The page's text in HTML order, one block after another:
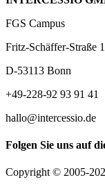
FGS Campus
Fritz-Schäffer-Straße 1
D-53113 Bonn
+49-228-92 93 91 41
hallo@intercessio.de
Folgen Sie uns auf
Copyright © 2005-